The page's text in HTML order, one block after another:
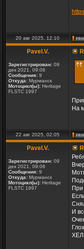
20 авг 2025, 12:10
Pavel.V.
Зарегистрирован: 09
дек 2021, 09:06
Сообщения: 9
Откуда: Мурманск
Мотоцикл(ы): Heritage
FLSTC 1997
На
22 авг 2025, 02:05
Pavel.V.
Зарегистрирован: 09
дек 2021, 09:06
Сообщения: 9
Откуда: Мурманск
Мотоцикл(ы): Heritage
FLSTC 1997
При
И